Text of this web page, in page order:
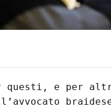
questi, e per